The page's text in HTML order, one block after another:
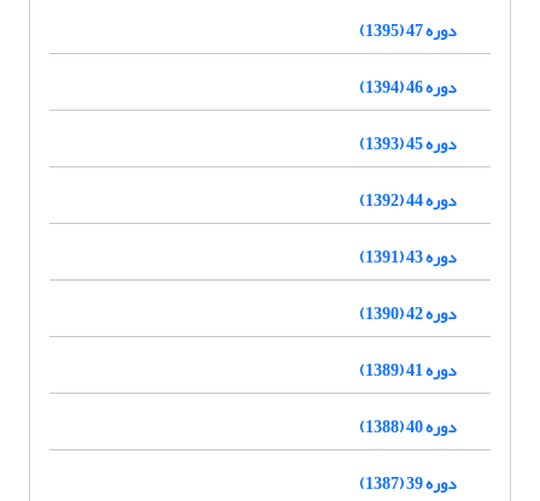
دوره 47 (1395)
دوره 46 (1394)
دوره 45 (1393)
دوره 44 (1392)
دوره 43 (1391)
دوره 42 (1390)
دوره 41 (1389)
دوره 40 (1388)
دوره 39 (1387)